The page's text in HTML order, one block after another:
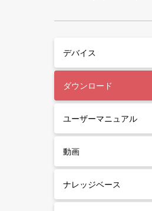
デバイス
ダウンロード
ユーザーマニュアル
動画
ナレッジベース